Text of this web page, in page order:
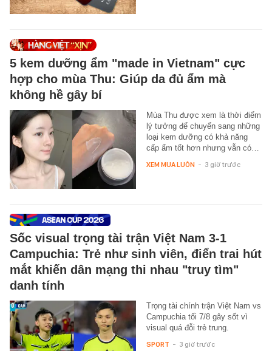
5 kem dưỡng ẩm "made in Vietnam" cực
hợp cho mùa Thu: Giúp da đủ ẩm mà
không hề gây bí
Mùa Thu được xem là thời điểm
lý tưởng để chuyển sang những
loại kem dưỡng có khả năng
cấp ẩm tốt hơn nhưng vẫn có…
XEM MUA LUÔN - 3 giờ trước
Sốc visual trọng tài trận Việt Nam 3-1
Campuchia: Trẻ như sinh viên, điển trai hút
mắt khiến dân mạng thi nhau "truy tìm"
danh tính
Trọng tài chính trận Việt Nam vs
Campuchia tối 7/8 gây sốt vì
visual quá đỗi trẻ trung.
SPORT - 3 giờ trước